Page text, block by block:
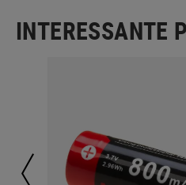
INTERESSANTE